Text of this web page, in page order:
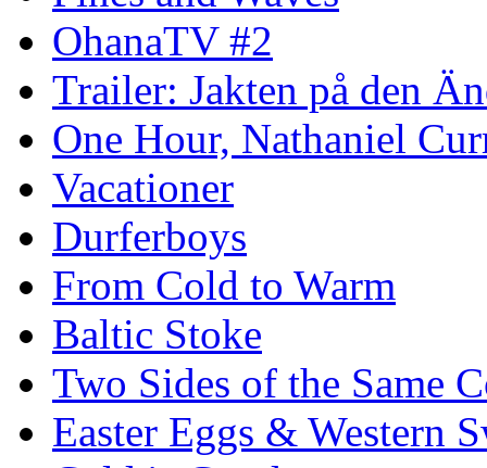
OhanaTV #2
Trailer: Jakten på den
One Hour, Nathaniel
Vacationer
Durferboys
From Cold to Warm
Baltic Stoke
Two Sides of the Same
Easter Eggs & Western